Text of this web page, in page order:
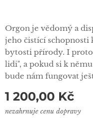
Orgon je vědomý a
jeho čistící schopnosti
bytosti přírody. I
lidi", a pokud si k
bude nám fungovat
1 200,00 Kč
nezahrnuje cenu dopravy